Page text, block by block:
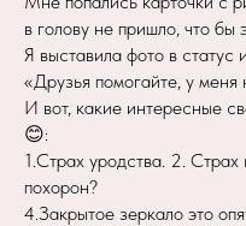
в голову не пришло, что бы
Я выставила фото в статус
«Друзья помогайте, у
И вот, какие интересные
😊:
1.Страх уродства. 2.
похорон?
4.Закрытое зеркало это